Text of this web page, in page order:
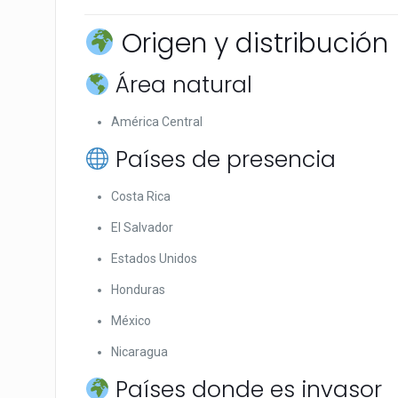
Origen y distribución
Área natural
América Central
Países de presencia
Costa Rica
El Salvador
Estados Unidos
Honduras
México
Nicaragua
Países donde es invasor